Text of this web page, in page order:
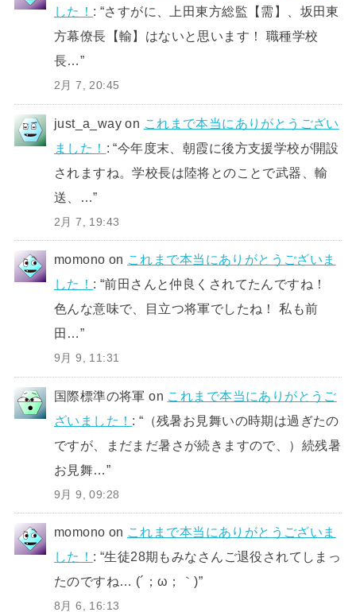
した！ : “さすがに、上田東方総監【需】、坂田東
方幕僚長【輸】はないと思います！ 職種学校
長…”
2月 7, 20:45
just_a_way on これまで本当にありがとうござい
ました！ : “今年度末、朝霞に後方支援学校が開設
されますね。学校長は陸将とのことで武器、輸
送、…”
2月 7, 19:43
momono on これまで本当にありがとうございま
した！ : “前田さんと仲良くされてたんですね！
色んな意味で、目立つ将軍でしたね！ 私も前
田…”
9月 9, 11:31
国際標準の将軍 on これまで本当にありがとうご
ざいました！ : “ （残暑お見舞いの時期は過ぎたの
ですが、まだまだ暑さが続きますので、）続残暑
お見舞…”
9月 9, 09:28
momono on これまで本当にありがとうございま
した！ : “生徒28期もみなさんご退役されてしまっ
たのですね… (´；ω；｀)”
8月 6, 16:13